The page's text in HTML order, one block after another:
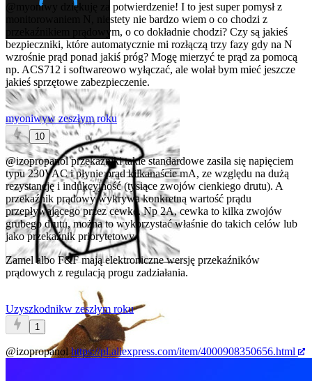
@myoniwy
dziękuję za potwierdzenie! I to jest super pomysł z
monitorowaniem N, niestety nie bardzo wiem o co chodzi z
przekaźnikiem prądowym, o co dokładnie chodzi? Czy są jakieś
bezpieczniki, które automatycznie mi rozłączą trzy fazy gdy na N
wzrośnie prąd ponad jakiś próg? Mogę mierzyć te prąd za pomocą
np. ACS712 i softwareowo wyłączać, ale wolał bym mieć jeszcze
jakieś sprzętowe zabezpieczenie.
myoniwyw zeszłym roku
10
@izopropanolprzekaźniki takie standardowe zasila się napięciem
typu 230VAC i płynie prąd kilkanaście mA, ze względu na dużą
rezystancję i indukcyjność (tysiące zwojów cienkiego drutu). A
przekaźnik prądowy wykrywa konkretną wartość prądu
przepływającego przez cewkę. Np 2A, cewka to kilka zwojów
grubego drutu, można to wykorzystać właśnie do takich celów lub
jako przekaźnik priorytetowy.
Zamel albo F&F mają elektroniczne wersję przekaźników
prądowych z regulacją progu zadziałania.
Uzyszkodnikw zeszłym roku
1
@izopropanol https://pl.aliexpress.com/item/4000908350656.html